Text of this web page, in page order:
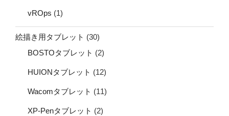
vROps (1)
絵描き用タブレット (30)
BOSTOタブレット (2)
HUIONタブレット (12)
Wacomタブレット (11)
XP-Penタブレット (2)